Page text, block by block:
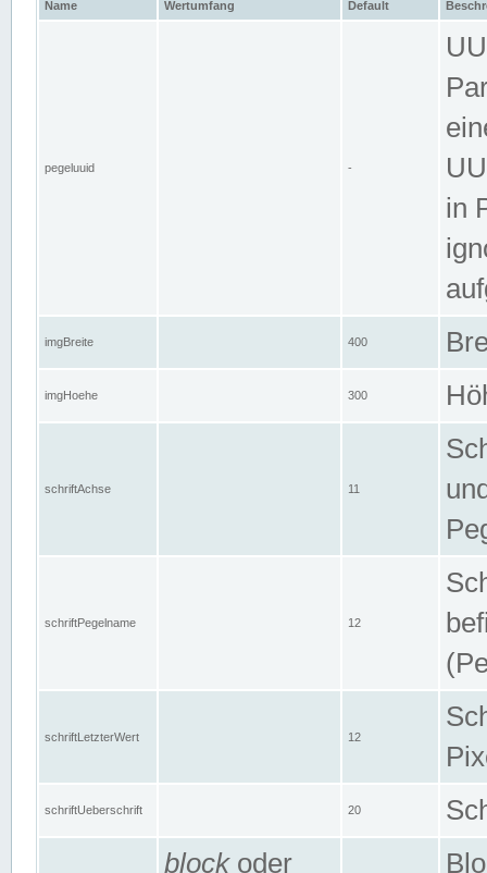
Name Wertumfang Default
pegeluuid -
in
imgBreite 400
imgHoehe 300
schriftAchse 11
schriftPegelname 12
schriftLetzterWert 12
schriftUeberschrift 20
blockoder